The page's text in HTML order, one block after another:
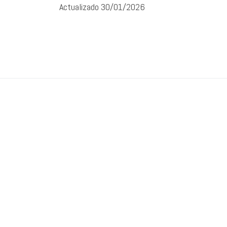
Actualizado 30/01/2026